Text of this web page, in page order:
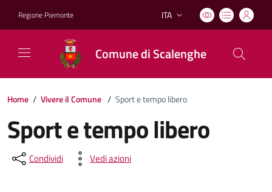
Regione Piemonte Lingua attiva:
ITA
Comune di Scalenghe
Home / Vivere il Comune / Sport e tempo libero
Sport e tempo libero
Condividi Vedi azioni